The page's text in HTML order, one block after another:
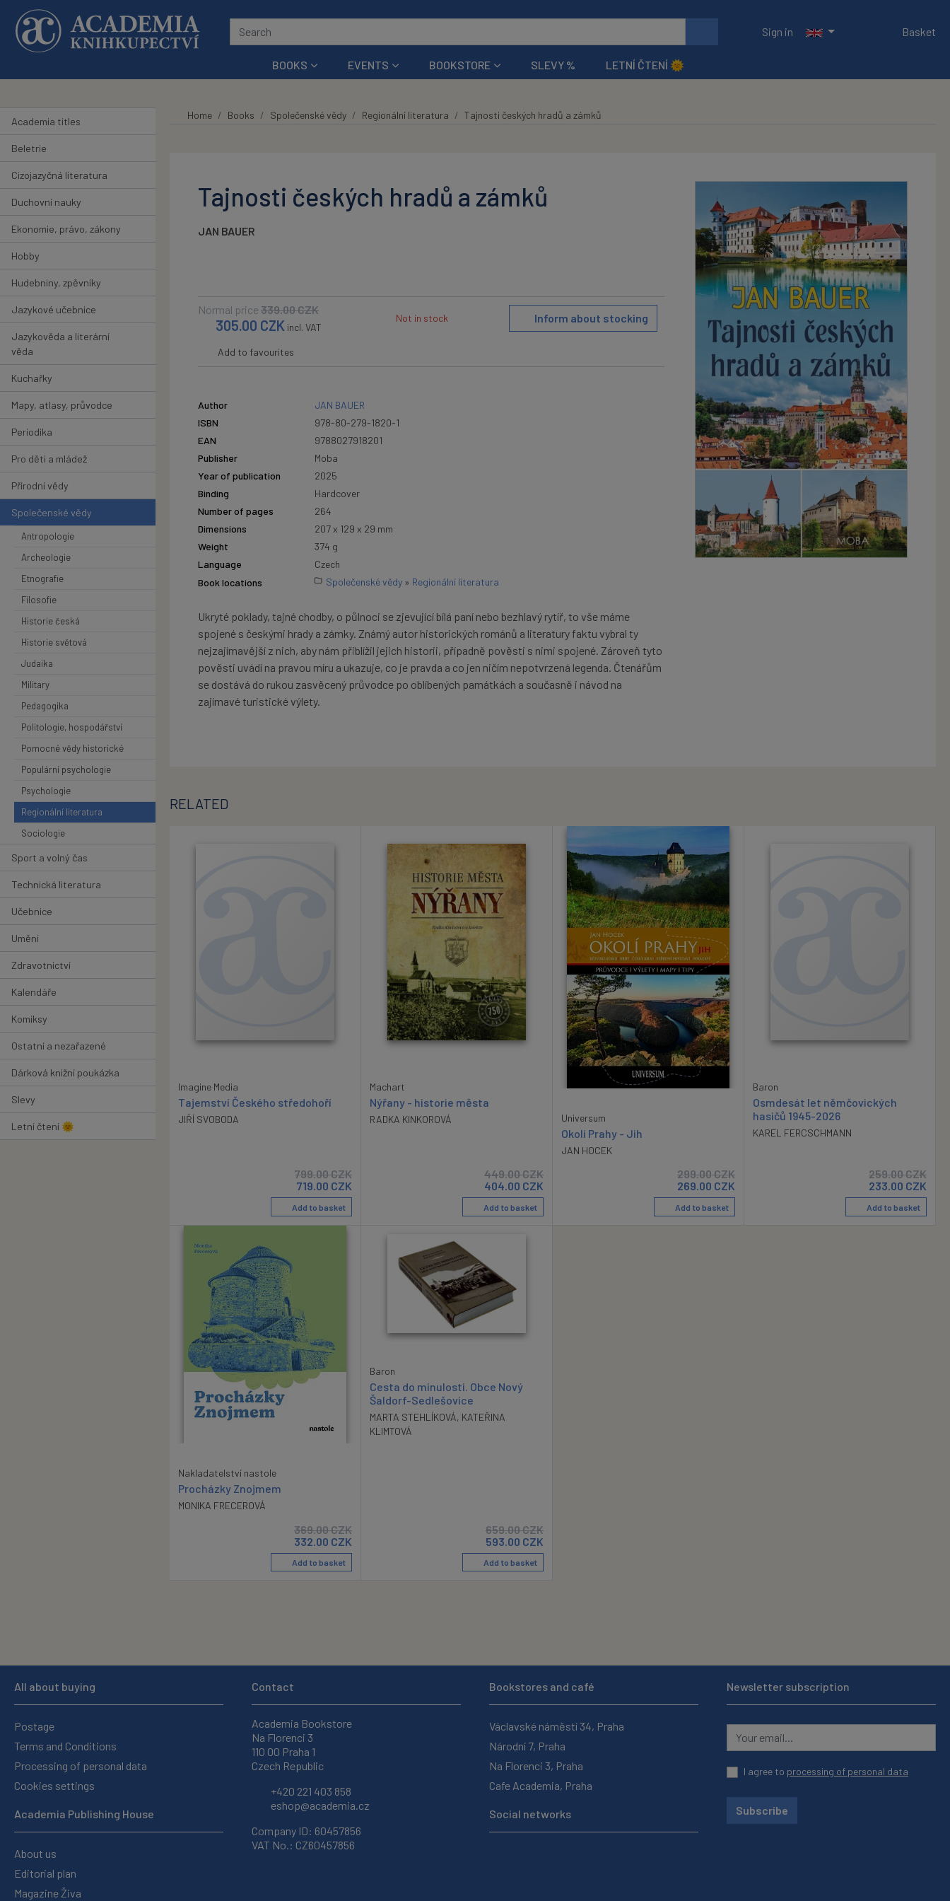
Skip to main content
Sign in
Basket
BOOKS EVENTS BOOKSTORE SLEVY % LETNÍ ČTENÍ 🌞
Academia titles
Beletrie
Cizojazyčná literatura
Duchovní nauky
Ekonomie, právo, zákony
Hobby
Hudebniny, zpěvníky
Jazykové učebnice
Jazykověda a literární
věda
Kuchařky
Mapy, atlasy, průvodce
Periodika
Pro děti a mládež
Přírodní vědy
Společenské vědy
Antropologie
Archeologie
Etnografie
Filosofie
Historie česká
Historie světová
Judaika
Military
Pedagogika
Politologie, hospodářství
Pomocné vědy historické
Populární psychologie
Psychologie
Regionální literatura
Sociologie
Sport a volný čas
Technická literatura
Učebnice
Umění
Zdravotnictví
Kalendáře
Komiksy
Ostatní a nezařazené
Dárková knižní poukázka
Slevy
Letní čtení 🌞
Home Books Společenské vědy Regionální literatura Tajnosti českých hradů a zámků
Tajnosti českých hradů a zámků
JAN BAUER
Normal price 339.00CZK
305.00 CZK incl. VAT
Not in stock Inform about stocking
Add to favourites
Author
JAN BAUER
ISBN
978-80-279-1820-1
EAN
9788027918201
Publisher
Moba
Year of publication
2025
Binding
Hardcover
Number of pages
264
Dimensions
207 x 129 x 29 mm
Weight
374 g
Language
Czech
Book locations
Společenské vědy » Regionální literatura
Ukryté poklady, tajné chodby, o půlnoci se zjevující bílá paní nebo bezhlavý rytíř, to vše máme
spojené s českými hrady a zámky. Známý autor historických románů a literatury faktu vybral ty
nejzajímavější z nich, aby nám přiblížil jejich historii, případně pověsti s nimi spojené. Zároveň tyto
pověsti uvádí na pravou míru a ukazuje, co je pravda a co jen ničím nepotvrzená legenda. Čtenářům
se dostává do rukou zasvěcený průvodce po oblíbených památkách a současně i návod na
zajímavé turistické výlety.
RELATED
Imagine Media
Tajemství Českého středohoří
JIŘÍ SVOBODA
799.00CZK
719.00 CZK
Add to basket
Machart
Nýřany - historie města
RADKA KINKOROVÁ
449.00CZK
404.00 CZK
Add to basket
Universum
Okolí Prahy - Jih
JAN HOCEK
299.00CZK
269.00 CZK
Add to basket
Baron
Osmdesát let němčovických
hasičů 1945-2026
KAREL FERCSCHMANN
259.00CZK
233.00 CZK
Add to basket
Nakladatelství nastole
Procházky Znojmem
MONIKA FRECEROVÁ
369.00CZK
332.00 CZK
Add to basket
Baron
Cesta do minulosti. Obce Nový
Šaldorf-Sedlešovice
MARTA STEHLÍKOVÁ, KATEŘINA
KLIMTOVÁ
659.00CZK
593.00 CZK
Add to basket
All about buying
Postage
Terms and Conditions
Processing of personal data
Cookies settings
Academia Publishing House
About us
Editorial plan
Magazine Živa
Contact
Academia Bookstore
Na Florenci 3
110 00 Praha 1
Czech Republic
+420 221 403 858
eshop@academia.cz
Company ID: 60457856
VAT No.: CZ60457856
Bookstores and café
Václavské náměstí 34, Praha
Národní 7, Praha
Na Florenci 3, Praha
Cafe Academia, Praha
Social networks
Newsletter subscription
I agree to processing of personal data
Subscribe